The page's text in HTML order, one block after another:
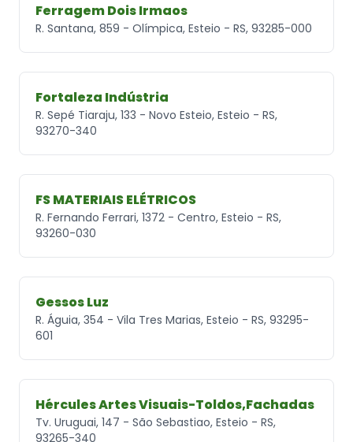
Ferragem Dois Irmaos
R. Santana, 859 - Olímpica, Esteio - RS, 93285-000
Fortaleza Indústria
R. Sepé Tiaraju, 133 - Novo Esteio, Esteio - RS,
93270-340
FS MATERIAIS ELÉTRICOS
R. Fernando Ferrari, 1372 - Centro, Esteio - RS,
93260-030
Gessos Luz
R. Águia, 354 - Vila Tres Marias, Esteio - RS, 93295-
601
Hércules Artes Visuais-Toldos,Fachadas
Tv. Uruguai, 147 - São Sebastiao, Esteio - RS,
93265-340